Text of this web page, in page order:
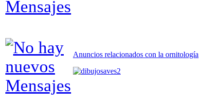
Anuncios relacionados con la ornitología